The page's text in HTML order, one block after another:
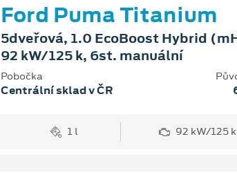
Ford Puma Titanium
5dveřová, 1.0 EcoBoost Hybrid
92 kW/125 k, 6st. manuální
Pobočka
Centrální sklad v ČR
1 l 92 kW/125 k